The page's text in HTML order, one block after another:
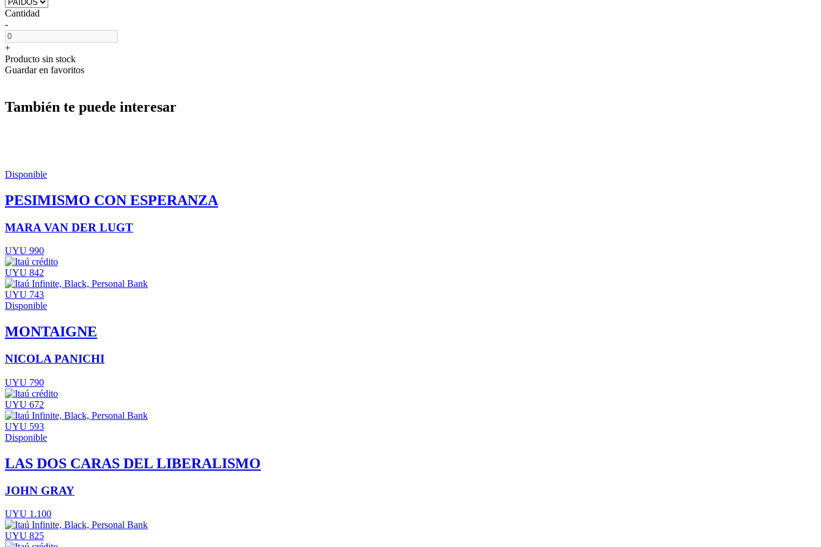
Cantidad
-
+
Producto sin stock
Guardar en favoritos
También te puede interesar
Disponible
PESIMISMO CON ESPERANZA
MARA VAN DER LUGT
UYU 990
UYU 842
UYU 743
Disponible
MONTAIGNE
NICOLA PANICHI
UYU 790
UYU 672
UYU 593
Disponible
LAS DOS CARAS DEL LIBERALISMO
JOHN GRAY
UYU 1.100
UYU 825